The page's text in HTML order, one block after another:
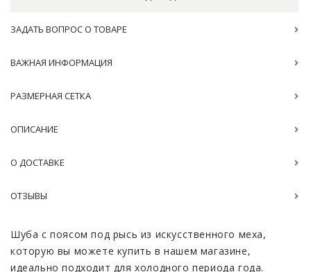
ЗАДАТЬ ВОПРОС О ТОВАРЕ
ВАЖНАЯ ИНФОРМАЦИЯ
РАЗМЕРНАЯ СЕТКА
ОПИСАНИЕ
О ДОСТАВКЕ
ОТЗЫВЫ
Шуба с поясом под рысь из искусственного меха,
которую вы можете купить в нашем магазине,
идеально подходит для холодного периода года.